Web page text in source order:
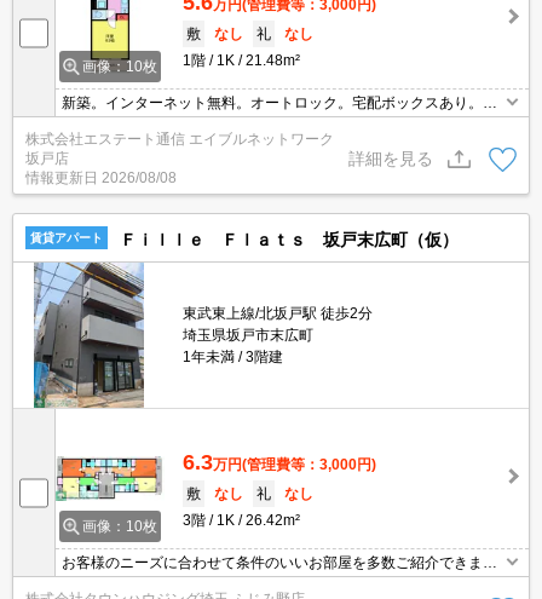
画像：10枚
万円(管理費等：3,000円)
敷
なし 礼
なし
1階
1K 21.48m²
新築。インターネット無料。オートロック。宅配ボックスあり。都
市ガス。浴室乾燥機。2口ガスコンロ。独立洗面台。室内洗濯機置
き場。
株式会社エステート通信 エイブルネットワーク
坂戸店
情報更新日 2026/08/08
詳細を見る
賃貸アパート Ｆｉｌｌｅ Ｆｌａｔｓ 坂戸末広町（仮）
東武東上線/北坂戸駅 徒歩2分
埼玉県坂戸市末広町
1年未満
3階建
画像：10枚
6.3万円(管理費等：3,000円)
敷
なし 礼
なし
3階
1K 26.42m²
お客様のニーズに合わせて条件のいいお部屋を多数ご紹介できます♪
情報数No.1のタウンハウジングまで是非お問い合わせください！